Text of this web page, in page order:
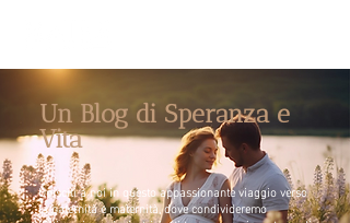
Un Blog di Speranza e
Vita
Unisciti a noi in questo appassionante viaggio verso
la paternità e maternità, dove condivideremo